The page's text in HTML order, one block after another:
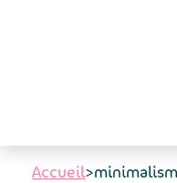
Accueil>